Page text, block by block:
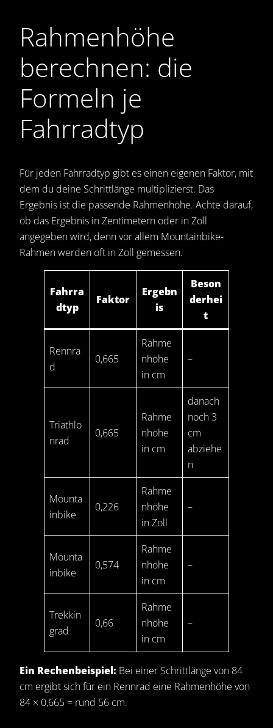
Rahmenhöhe
berechnen: die
Formeln je
Fahrradtyp
Für jeden Fahrradtyp gibt es einen eigenen Faktor, mit
dem du deine Schrittlänge multiplizierst. Das
Ergebnis ist die passende Rahmenhöhe. Achte darauf,
ob das Ergebnis in Zentimetern oder in Zoll
angegeben wird, denn vor allem Mountainbike-
Rahmen werden oft in Zoll gemessen.
Fahrra
dtyp
Faktor
Ergebn
is
Beson
derhei
t
Rennra
d
0,665
Rahme
nhöhe
in cm
–
Triathlo
nrad
0,665
Rahme
nhöhe
in cm
danach
noch 3
cm
abziehe
n
Mounta
inbike
0,226
Rahme
nhöhe
in Zoll
–
Mounta
inbike
0,574
Rahme
nhöhe
in cm
–
Trekkin
grad
0,66
Rahme
nhöhe
in cm
–
Ein Rechenbeispiel: Bei einer Schrittlänge von 84
cm ergibt sich für ein Rennrad eine Rahmenhöhe von
84 × 0,665 = rund 56 cm.